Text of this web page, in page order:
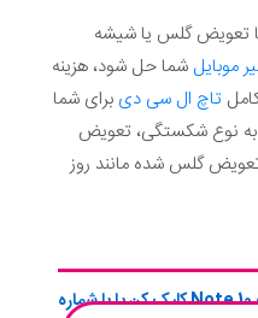
تعویض گلس یا شیشه
موبایل شما حل شود، هزینه
تاچ ال سی دی برای شما
به نوع شکستگی، تعویض
گلس شده مانند روز
برای تعویض LCD سامسونگ Note 10 کلیک کن یا با شماره